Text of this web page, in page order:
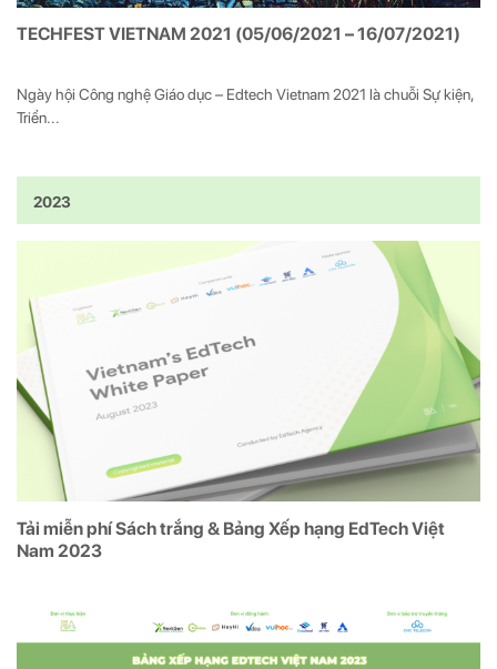
TECHFEST VIETNAM 2021 (05/06/2021 – 16/07/2021)
Ngày hội Công nghệ Giáo dục – Edtech Vietnam 2021 là chuỗi Sự kiện,
Triển...
2023
Tải miễn phí Sách trắng & Bảng Xếp hạng EdTech Việt
Nam 2023